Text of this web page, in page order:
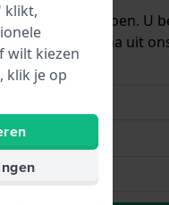
voorraad hebben. U
daarna uit
klikt,
wilt kiezen
klik je op